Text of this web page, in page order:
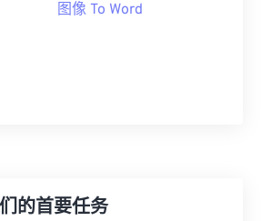
图像 To Word
的首要任务